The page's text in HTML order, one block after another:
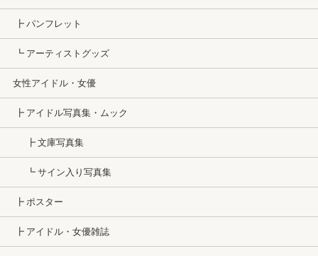
┣ パンフレット
┗ アーティストグッズ
女性アイドル・女優
┣ アイドル写真集・ムック
┣ 文庫写真集
┗ サイン入り写真集
┣ ポスター
┣ アイドル・女優雑誌